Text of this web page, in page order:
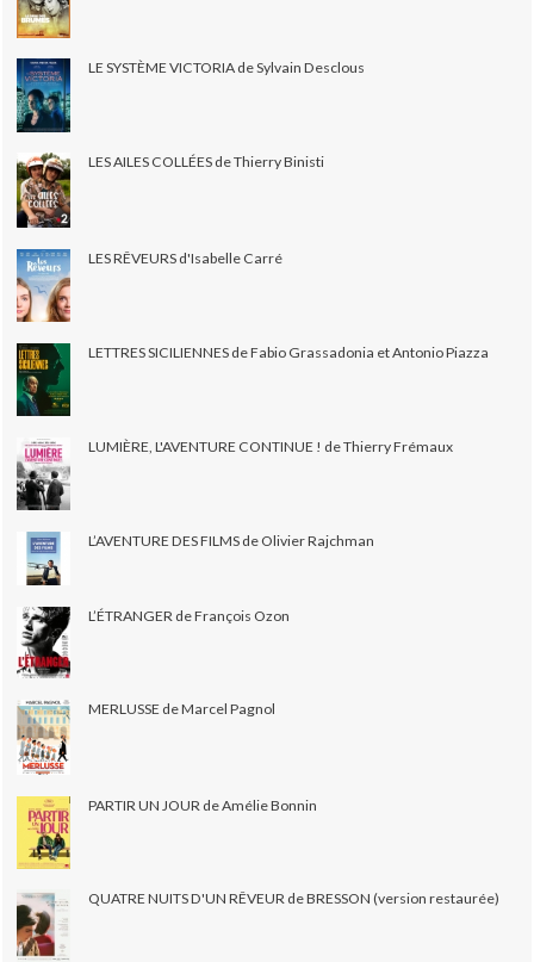
LE SYSTÈME VICTORIA de Sylvain Desclous
LES AILES COLLÉES de Thierry Binisti
LES RÊVEURS d'Isabelle Carré
LETTRES SICILIENNES de Fabio Grassadonia et Antonio Piazza
LUMIÈRE, L'AVENTURE CONTINUE ! de Thierry Frémaux
L’AVENTURE DES FILMS de Olivier Rajchman
L’ÉTRANGER de François Ozon
MERLUSSE de Marcel Pagnol
PARTIR UN JOUR de Amélie Bonnin
QUATRE NUITS D'UN RÊVEUR de BRESSON (version restaurée)